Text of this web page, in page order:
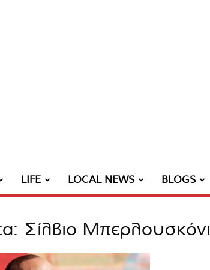
LIFE LOCAL NEWS BLOGS
Σίλβιο Μπερλουσκόνι